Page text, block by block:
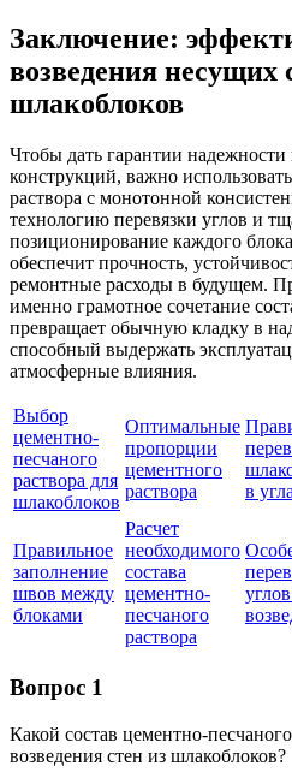
Заключение:
возведения несущих
шлакоблоков
Чтобы дать гарантии надежности
конструкций, важно
раствора с монотонной
технологию перевязки углов и
позиционирование каждого
обеспечит прочность,
ремонтные расходы в будущем.
именно грамотное сочетание
превращает обычную кладку в
способный выдержать
атмосферные влияния.
Выбор
цементно-
песчаного
раствора для
шлакоблоков
Оптимальные
пропорции
цементного
раствора
в
Правильное
заполнение
швов между
блоками
Расчет
необходимого
состава
цементно-
песчаного
раствора
Вопрос 1
Какой состав цементно-
возведения стен из шлакоблоков?